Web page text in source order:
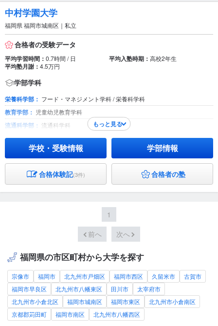
法学部： 経営法学科 / 法律学科
薬学部：薬学科
理学部：応用数学科 / 化学科 / 地球圏科学科 / 物理科学科
中村学園大学
福岡県 福岡市城南区｜私立
合格者の受験データ
平均学習時間： 0.7時間 / 日 平均入塾時期： 高校2年生
平均塾月謝： 4.5万円
学部学科
栄養科学部： フード・マネジメント学科 / 栄養科学科
教育学部： 児童幼児教育学科
流通科学部： 流通科学科 もっと見る
学校・受験情報 学部情報
合格体験記(3件) 合格者の塾
1
前へ 次へ
福岡県の市区町村から大学を探す
宗像市 福岡市 北九州市戸畑区 福岡市西区 久留米市
古賀市
福岡市早良区
北九州市八幡東区 田川市
太宰府市
北九州市小倉北区
福岡市城南区 福岡市東区
北九州市小倉南区
京都郡苅田町
福岡市南区 北九州市八幡西区